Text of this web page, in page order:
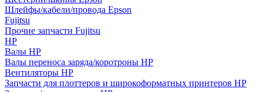
Шлейфы/кабели/провода Epson
Fujitsu
Прочие запчасти Fujitsu
HP
Валы HP
Валы переноса заряда/коротроны HP
Вентиляторы HP
Запчасти для плоттеров и широкоформатных принтеров HP